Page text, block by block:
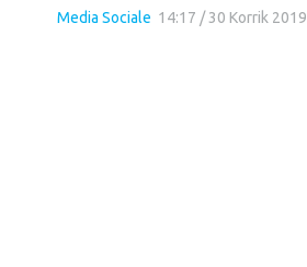
Media Sociale 14:17 / 30 Korrik 2019